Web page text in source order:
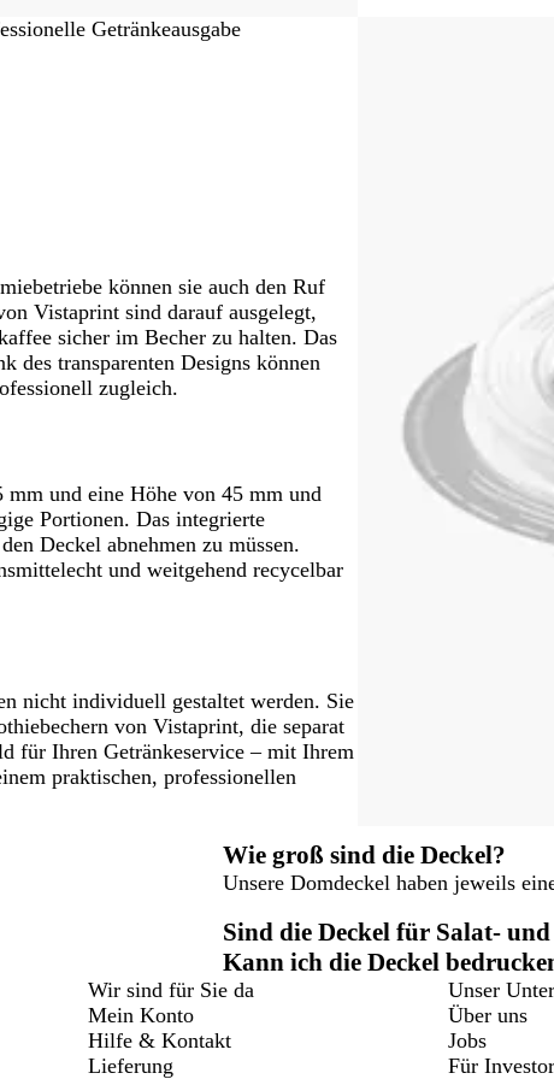
Getränkeausgabe
können sie auch den Ruf
Vistaprint sind darauf ausgelegt,
sicher im Becher zu halten. Das
des transparenten Designs können
zugleich.
mm und eine Höhe von 45 mm und
Portionen. Das integrierte
Deckel abnehmen zu müssen.
und weitgehend recycelbar
nicht individuell gestaltet werden. Sie
von Vistaprint, die separat
für Ihren Getränkeservice – mit Ihrem
praktischen, professionellen
Wie groß sind die Deckel?
Unsere Domdeckel haben jeweils
Sind die Deckel für Salat-
Kann ich die Deckel
Wir sind für Sie da
Mein Konto
Hilfe & Kontakt
Lieferung
Unser
Über uns
Jobs
Für